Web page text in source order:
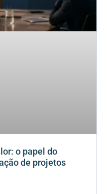
o papel do
de projetos